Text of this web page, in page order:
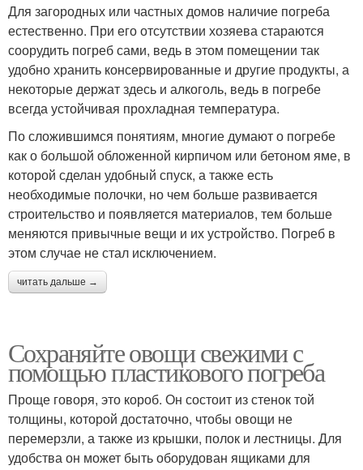
Для загородных или частных домов наличие погреба
естественно. При его отсутствии хозяева стараются
соорудить погреб сами, ведь в этом помещении так
удобно хранить консервированные и другие продукты, а
некоторые держат здесь и алкоголь, ведь в погребе
всегда устойчивая прохладная температура.
По сложившимся понятиям, многие думают о погребе
как о большой обложенной кирпичом или бетоном яме, в
которой сделан удобный спуск, а также есть
необходимые полочки, но чем больше развивается
строительство и появляется материалов, тем больше
меняются привычные вещи и их устройство. Погреб в
этом случае не стал исключением.
читать дальше →
Сохраняйте овощи свежими с
помощью пластикового погреба
Проще говоря, это короб. Он состоит из стенок той
толщины, которой достаточно, чтобы овощи не
перемерзли, а также из крышки, полок и лестницы. Для
удобства он может быть оборудован ящиками для